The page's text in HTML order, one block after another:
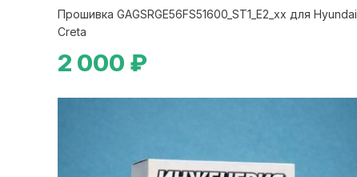
Прошивка GAGSRGE56FS51600_ST1_E2_xx для Hyundai
Creta
2 000 ₽